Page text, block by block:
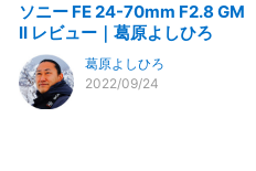
ソニー FE 24-70mm F2.8 GM
II レビュー｜葛原よしひろ
葛原よしひろ
2022/09/24